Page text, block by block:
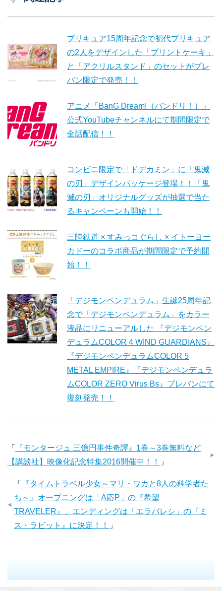
プリキュア15周年記念で初代プリキュア
の2人をデザインした「プリントケーキ」
と「アクリルスタンド」のセットがプレ
バン限定で発売！！
アニメ「BanG Dream!（バンドリ！）」
公式YouTubeチャンネルにて期間限定で
全話配信！！
コンビニ限定で「ドデカミン」に「鬼滅
の刃」デザインパッケージ登場！！「鬼
滅の刃」オリジナルグッズが抽選で当た
るキャンペーンも開始！！
三陸鉄道 × すみっコぐらし × イトーヨー
カドーのコラボ商品が期間限定で予約開
始！！
「デジモンペンデュラム」生誕25周年記
念で「デジモンペンデュラム」をカラー
液晶にリニューアルした 『デジモンペン
デュラムCOLOR 4 WIND GUARDIANS』
『デジモンペンデュラムCOLOR 5
METAL EMPIRE』『デジモンペンデュラ
ムCOLOR ZERO Virus Bs』プレバンにて
復刻発売！！
「
『モンタージュ 三億円事件奇譚』1巻～3巻無料など
【講談社】映像化記念特集2016開催中！！
」
「
『タイムトラベル少女～マリ・ワカと8人の科学者た
ち～』オープニングは「A応P」の『希望
TRAVELER』、エンディングは「エラバレシ」の『ミ
ス・ラビット』に決定！！
」